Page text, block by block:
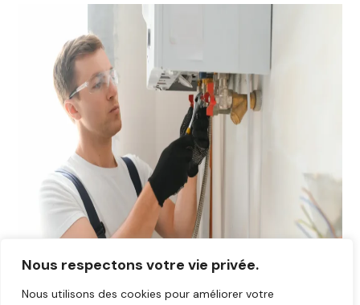
Nous respectons votre vie privée.
Nous utilisons des cookies pour améliorer votre